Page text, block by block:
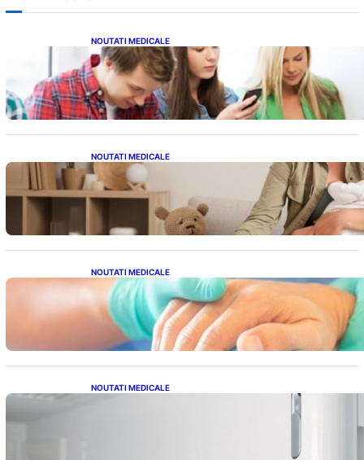
NOUTATI MEDICALE
Impactul ascuns al smartphone-urilor asupra
sănătății: Cum scrollingul zilnic ne afectează
corpul
NOUTATI MEDICALE
Compararea pompelor de sân electrice și
manuale: Alegerea ideală pentru mamele
moderne
NOUTATI MEDICALE
Ghid complet pentru operația gratuită a
mâinii în sistemul public de sănătate: pași,
avantaje și recuperare
NOUTATI MEDICALE
Siguranța Detectorilor de Mișcare: Ce
Trebuie Să Știi Despre Tehnologia de